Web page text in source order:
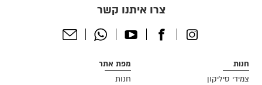
צרו איתנו קשר
Instagram
Facebook
Youtube
Whatsapp
Send
חנות
צמידי סיליקון
מפת אתר
חנות